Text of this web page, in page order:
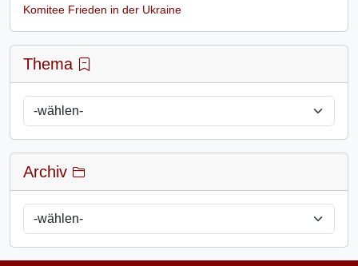
Komitee Frieden in der Ukraine
Thema
Archiv